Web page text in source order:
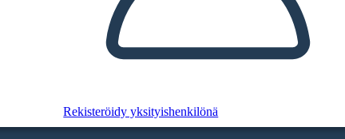
Rekisteröidy yksityishenkilönä